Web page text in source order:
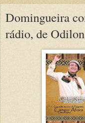
Domingueira
rádio, de